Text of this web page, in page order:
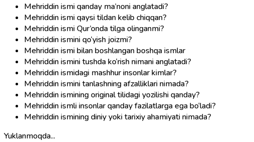
Mehriddin ismi qanday ma’noni anglatadi?
Mehriddin ismi qaysi tildan kelib chiqqan?
Mehriddin ismi Qur’onda tilga olinganmi?
Mehriddin ismini qo‘yish joizmi?
Mehriddin ismi bilan boshlangan boshqa ismlar
Mehriddin ismini tushda ko‘rish nimani anglatadi?
Mehriddin ismidagi mashhur insonlar kimlar?
Mehriddin ismini tanlashning afzalliklari nimada?
Mehriddin ismining original tilidagi yozilishi qanday?
Mehriddin ismli insonlar qanday fazilatlarga ega bo‘ladi?
Mehriddin ismining diniy yoki tarixiy ahamiyati nimada?
Yuklanmoqda...